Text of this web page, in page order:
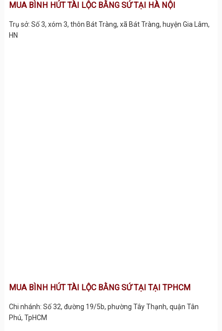
MUA BÌNH HÚT TÀI LỘC BẰNG SỨ TẠI HÀ NỘI
Trụ sở: Số 3, xóm 3, thôn Bát Tràng, xã Bát Tràng, huyện Gia Lâm,
HN
MUA BÌNH HÚT TÀI LỘC BẰNG SỨ TẠI TẠI TPHCM
Chi nhánh: Số 32, đường 19/5b, phường Tây Thạnh, quận Tân
Phú, TpHCM